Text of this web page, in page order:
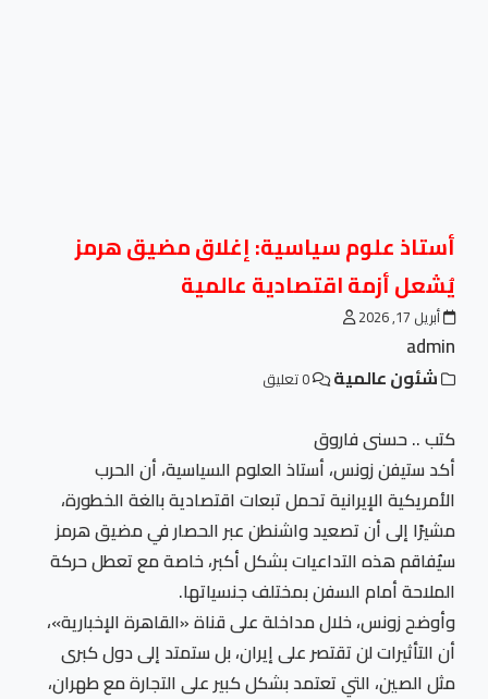
أستاذ علوم سياسية: إغلاق مضيق هرمز
يُشعل أزمة اقتصادية عالمية
أبريل 17, 2026
admin
شئون عالمية
كتب .. حسنى فاروق
أكد ستيفن زونس، أستاذ العلوم السياسية، أن الحرب
الأمريكية الإيرانية تحمل تبعات اقتصادية بالغة الخطورة،
مشيرًا إلى أن تصعيد واشنطن عبر الحصار في مضيق هرمز
سيُفاقم هذه التداعيات بشكل أكبر، خاصة مع تعطل حركة
الملاحة أمام السفن بمختلف جنسياتها.
وأوضح زونس، خلال مداخلة على قناة «القاهرة الإخبارية»،
أن التأثيرات لن تقتصر على إيران، بل ستمتد إلى دول كبرى
مثل الصين، التي تعتمد بشكل كبير على التجارة مع طهران،